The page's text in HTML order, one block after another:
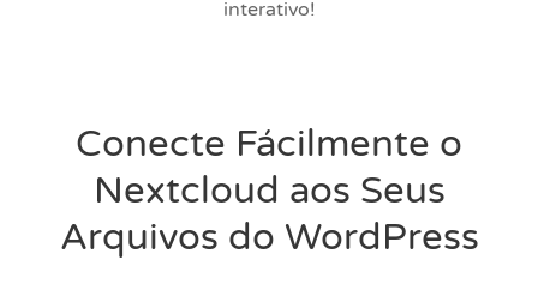
interativo!
Conecte Fácilmente o
Nextcloud aos Seus
Arquivos do WordPress